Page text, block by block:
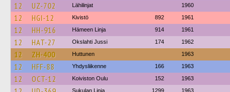
12 UZ-702 Lähilinjat 1960
12 HGI-12 Kivistö 892 1961
12 HH-916 Hämeen Linja 914 1961
12 HAT-27 Okslahti Jussi 174 1962
12 ZH-400 Huttunen 1963
12 HFF-88 Yhdysliikenne 166 1963
12 OCT-12 Koiviston Oulu 152 1963
Sukulan Linja 1299 1963